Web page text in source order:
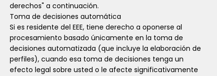
derechos" a continuación.
Toma de decisiones automática
Si es residente del EEE, tiene derecho a oponerse al
procesamiento basado únicamente en la toma de
decisiones automatizada (que incluye la elaboración de
perfiles), cuando esa toma de decisiones tenga un
efecto legal sobre usted o le afecte significativamente